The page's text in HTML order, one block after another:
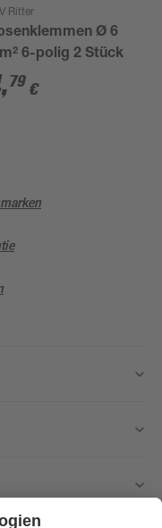
Ritter
Ø 6
6-polig 2 Stück
,79 €